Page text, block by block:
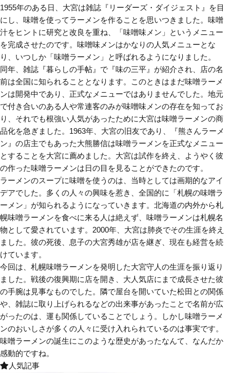
1955年のある日、大宮は雑誌『リーダーズ・ダイジェスト』を目
にし、味噌を使ってラーメンを作ることを思いつきました。味噌
汁をヒントに研究と改良を重ね、「味噌味メン」というメニュー
を完成させたのです。味噌味メンはかなりの人気メニューとな
り、いつしか「味噌ラーメン」と呼ばれるようになりました。
同年、雑誌『暮らしの手帖』で『味の三平』が紹介され、店の名
前は全国に知られることとなります。このときはまだ味噌ラーメ
ンは開発中であり、正式なメニューではありませんでした。地元
で付き合いのある人や常連客のみが味噌味メンの存在を知ってお
り、それでも根強い人気があったために大宮は味噌ラーメンの商
品化を急ぎました。1963年、大宮の旧友であり、『熊さんラーメ
ン』の店主でもあった大熊勝信は味噌ラーメンを正式なメニュー
とすることを大宮に薦めました。大宮は試作を終え、ようやく彼
の作った味噌ラーメンは日の目を見ることができたのです。
ラーメンのスープに味噌を使うのは、当時としては画期的なアイ
デアでした。多くの人々の興味を惹き、全国的に「札幌の味噌ラ
ーメン」が知られるようになっていきます。北海道の内外から札
幌味噌ラーメンを食べに来る人は絶えず、味噌ラーメンは札幌名
物として愛されています。2000年、大宮は肺炎でその生涯を終え
ました。彼の死後、息子の大宮秀雄が店を継ぎ、現在も経営を続
けています。
今回は、札幌味噌ラーメンを発明した大宮守人の生涯を振り返り
ました。戦後の復興期に店を開き、大人気店にまで成長させた彼
の手腕は見事なものでした。隣で屋台を開いていた松田との関係
や、雑誌に取り上げられるなどの出来事があったことで名前が広
がったのは、運も関係していることでしょう。しかし味噌ラーメ
ンのおいしさが多くの人々に受け入れられているのは事実です。
味噌ラーメンの誕生にこのような歴史があったなんて、なんだか
感動的ですね。
人気記事